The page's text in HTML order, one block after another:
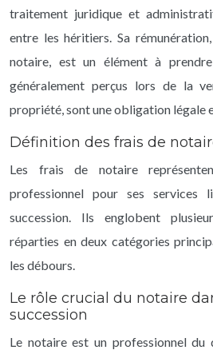
traitement juridique et
entre les héritiers. Sa
notaire, est un élément à
généralement perçus lors de la
propriété, sont une obligation légale
Définition des frais de
Les frais de notaire
professionnel pour ses
succession. Ils englobent
réparties en deux catégories
les débours.
Le rôle crucial du notaire
succession
Le notaire est un professionnel du